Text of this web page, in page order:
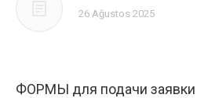
26 Ağustos 2025
ФОРМЫ для подачи заявки